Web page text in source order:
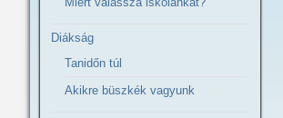
Diákság
Tanidőn túl
Akikre büszkék vagyunk